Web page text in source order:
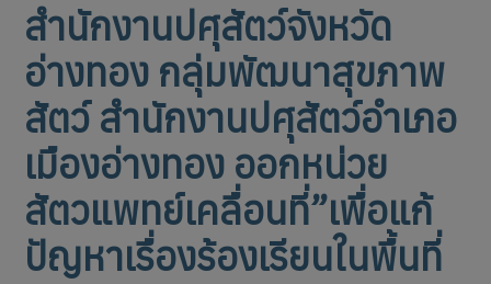
สำนักงานปศุสัตว์จังหวัด
อ่างทอง กลุ่มพัฒนาสุขภาพ
สัตว์ สำนักงานปศุสัตว์อำเภอ
เมืองอ่างทอง ออกหน่วย
สัตวแพทย์เคลื่อนที่”เพื่อแก้
ปัญหาเรื่องร้องเรียนในพื้นที่